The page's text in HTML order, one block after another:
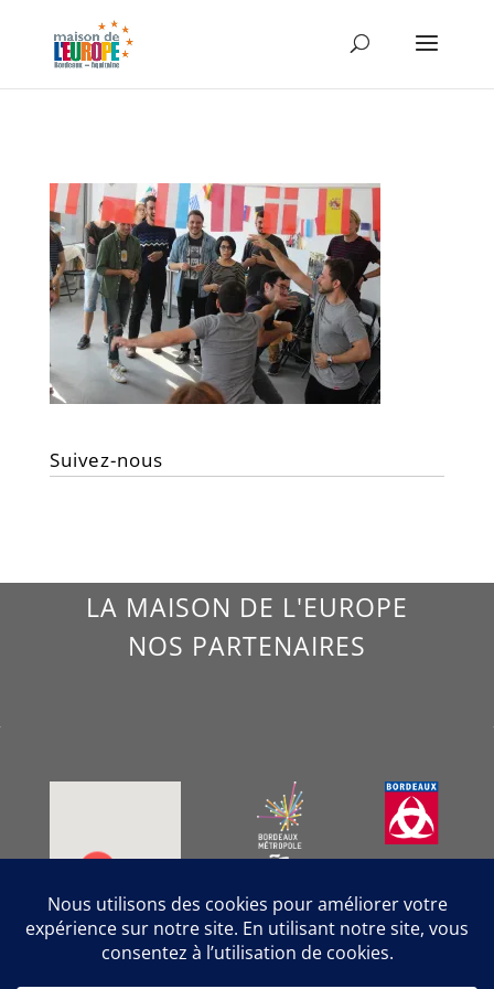
Suivez-nous
LA MAISON DE L'EUROPE
NOS PARTENAIRES